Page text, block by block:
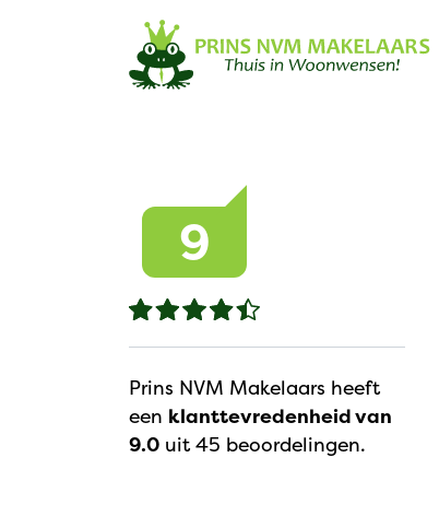
Navigation
9
Prins NVM Makelaars heeft
een klanttevredenheid van
9.0 uit 45 beoordelingen.